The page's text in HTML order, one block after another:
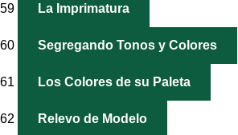
59 La Imprimatura
60 Segregando Tonos y Colores
61 Los Colores de su Paleta
62 Relevo de Modelo